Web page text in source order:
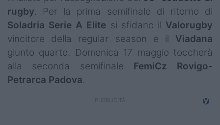
Rugby in TV
Mercato
Serie A Elite
Campionati
rugby. Per la prima semifinale di ritorno di
Soladria Serie A Elite si sfidano il Valorugby
vincitore della regular season e il Viadana
giunto quarto. Domenica 17 maggio toccherà
alla seconda semifinale FemiCz Rovigo-
Petrarca Padova.